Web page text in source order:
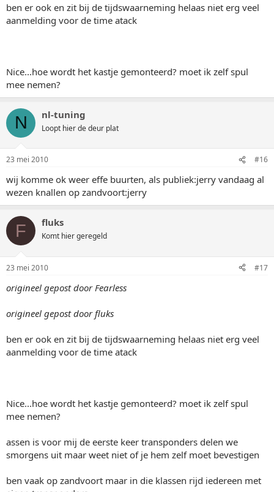
ben er ook en zit bij de tijdswaarneming helaas niet erg veel
aanmelding voor de time atack
Nice...hoe wordt het kastje gemonteerd? moet ik zelf spul
mee nemen?
N nl-tuning
Loopt hier de deur plat
23 mei 2010 #16
wij komme ok weer effe buurten, als publiek:jerry vandaag al
wezen knallen op zandvoort:jerry
F fluks
Komt hier geregeld
23 mei 2010 #17
origineel gepost door Fearless
origineel gepost door fluks
ben er ook en zit bij de tijdswaarneming helaas niet erg veel
aanmelding voor de time atack
Nice...hoe wordt het kastje gemonteerd? moet ik zelf spul
mee nemen?
assen is voor mij de eerste keer transponders delen we
smorgens uit maar weet niet of je hem zelf moet bevestigen
ben vaak op zandvoort maar in die klassen rijd iedereen met